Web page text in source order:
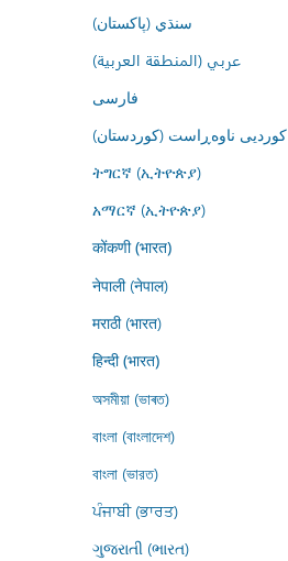
سنڌي (پاکستان)
عربي (المنطقة العربية)
فارسى
کوردیی ناوەڕاست (کوردستان)
ትግርኛ (ኢትዮጵያ)
አማርኛ (ኢትዮጵያ)
कोंकणी (भारत)
नेपाली (नेपाल)
मराठी (भारत)
हिन्दी (भारत)
অসমীয়া (ভাৰত)
বাংলা (বাংলাদেশ)
বাংলা (ভারত)
ਪੰਜਾਬੀ (ਭਾਰਤ)
ગુજરાતી (ભારત)